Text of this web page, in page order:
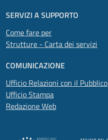
SERVIZI A SUPPORTO
Come fare per
Strutture - Carta dei servizi
COMUNICAZIONE
Ufficio Relazioni con il Pubblico
Ufficio Stampa
Redazione Web